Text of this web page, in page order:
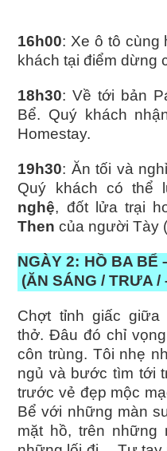
16h00: Xe ô tô cùng
khách tại điểm dừng
18h30: Về tới bản
Bể. Quý khách
Homestay.
19h30: Ăn tối và
Quý khách có thể
nghệ, đốt lửa trại
Thencủa người Tày
NGÀY 2: HỒ
(ĂN SÁNG / TRƯA /
Chợt tỉnh giấc
thở. Đâu đó chỉ
côn trùng. Tôi nhẹ
ngủ và bước tìm tới
trước vẻ đẹp mộc
Bể với những màn
mặt hồ, trên những